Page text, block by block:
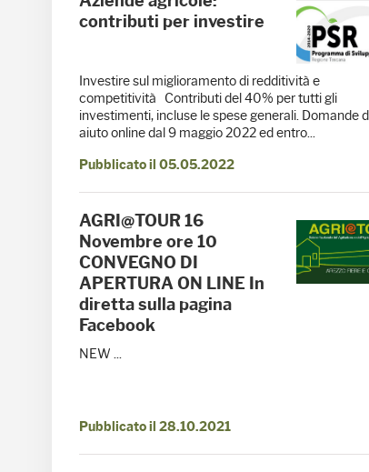
contributi per investire
Investire sul miglioramento di redditività e
competitività Contributi del 40% per tutti gli
investimenti, incluse le spese generali. Domande
aiuto online dal 9 maggio 2022 ed entro...
Pubblicato il 05.05.2022
AGRI@TOUR 16
Novembre ore 10
CONVEGNO DI
APERTURA ON LINE In
diretta sulla pagina
Facebook
NEW ...
Pubblicato il 28.10.2021